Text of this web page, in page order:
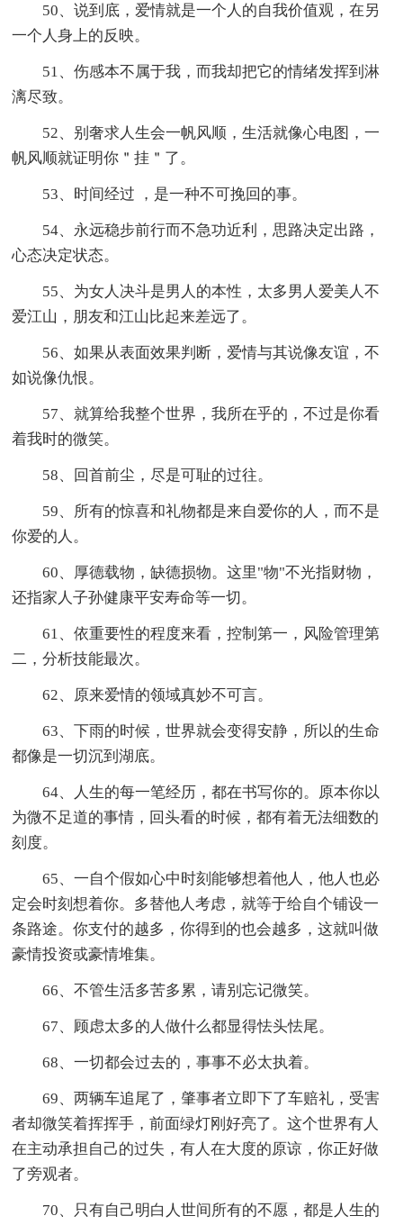
50、说到底，爱情就是一个人的自我价值观，在另
一个人身上的反映。
51、伤感本不属于我，而我却把它的情绪发挥到淋
漓尽致。
52、别奢求人生会一帆风顺，生活就像心电图，一
帆风顺就证明你＂挂＂了。
53、时间经过 ，是一种不可挽回的事。
54、永远稳步前行而不急功近利，思路决定出路，
心态决定状态。
55、为女人决斗是男人的本性，太多男人爱美人不
爱江山，朋友和江山比起来差远了。
56、如果从表面效果判断，爱情与其说像友谊，不
如说像仇恨。
57、就算给我整个世界，我所在乎的，不过是你看
着我时的微笑。
58、回首前尘，尽是可耻的过往。
59、所有的惊喜和礼物都是来自爱你的人，而不是
你爱的人。
60、厚德载物，缺德损物。这里"物"不光指财物，
还指家人子孙健康平安寿命等一切。
61、依重要性的程度来看，控制第一，风险管理第
二，分析技能最次。
62、原来爱情的领域真妙不可言。
63、下雨的时候，世界就会变得安静，所以的生命
都像是一切沉到湖底。
64、人生的每一笔经历，都在书写你的。原本你以
为微不足道的事情，回头看的时候，都有着无法细数的
刻度。
65、一自个假如心中时刻能够想着他人，他人也必
定会时刻想着你。多替他人考虑，就等于给自个铺设一
条路途。你支付的越多，你得到的也会越多，这就叫做
豪情投资或豪情堆集。
66、不管生活多苦多累，请别忘记微笑。
67、顾虑太多的人做什么都显得怯头怯尾。
68、一切都会过去的，事事不必太执着。
69、两辆车追尾了，肇事者立即下了车赔礼，受害
者却微笑着挥挥手，前面绿灯刚好亮了。这个世界有人
在主动承担自己的过失，有人在大度的原谅，你正好做
了旁观者。
70、只有自己明白人世间所有的不愿，都是人生的